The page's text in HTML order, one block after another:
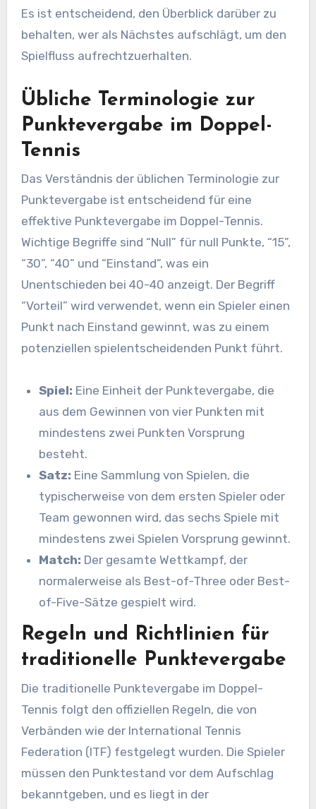
Es ist entscheidend, den Überblick darüber zu
behalten, wer als Nächstes aufschlägt, um den
Spielfluss aufrechtzuerhalten.
Übliche Terminologie zur
Punktevergabe im Doppel-
Tennis
Das Verständnis der üblichen Terminologie zur
Punktevergabe ist entscheidend für eine
effektive Punktevergabe im Doppel-Tennis.
Wichtige Begriffe sind “Null” für null Punkte, “15”,
“30”, “40” und “Einstand”, was ein
Unentschieden bei 40-40 anzeigt. Der Begriff
“Vorteil” wird verwendet, wenn ein Spieler einen
Punkt nach Einstand gewinnt, was zu einem
potenziellen spielentscheidenden Punkt führt.
Spiel: Eine Einheit der Punktevergabe, die
aus dem Gewinnen von vier Punkten mit
mindestens zwei Punkten Vorsprung
besteht.
Satz: Eine Sammlung von Spielen, die
typischerweise von dem ersten Spieler oder
Team gewonnen wird, das sechs Spiele mit
mindestens zwei Spielen Vorsprung gewinnt.
Match: Der gesamte Wettkampf, der
normalerweise als Best-of-Three oder Best-
of-Five-Sätze gespielt wird.
Regeln und Richtlinien für
traditionelle Punktevergabe
Die traditionelle Punktevergabe im Doppel-
Tennis folgt den offiziellen Regeln, die von
Verbänden wie der International Tennis
Federation (ITF) festgelegt wurden. Die Spieler
müssen den Punktestand vor dem Aufschlag
bekanntgeben, und es liegt in der